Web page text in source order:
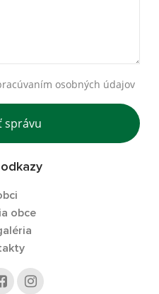
osobných údajov
správu
obce